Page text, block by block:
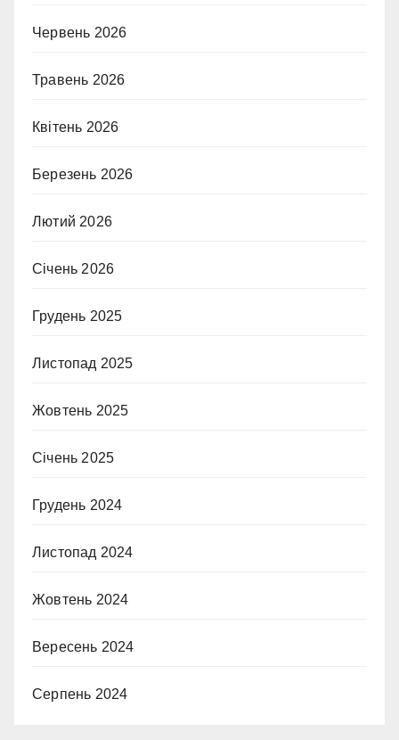
Червень 2026
Травень 2026
Квітень 2026
Березень 2026
Лютий 2026
Січень 2026
Грудень 2025
Листопад 2025
Жовтень 2025
Січень 2025
Грудень 2024
Листопад 2024
Жовтень 2024
Вересень 2024
Серпень 2024